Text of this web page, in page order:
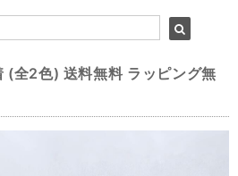
(全2色) 送料無料 ラッピング無